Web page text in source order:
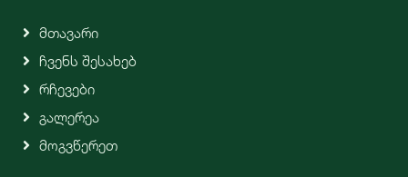
Მთავარი
Ჩვენს Შესახებ
Რჩევები
Გალერეა
Მოგვწერეთ